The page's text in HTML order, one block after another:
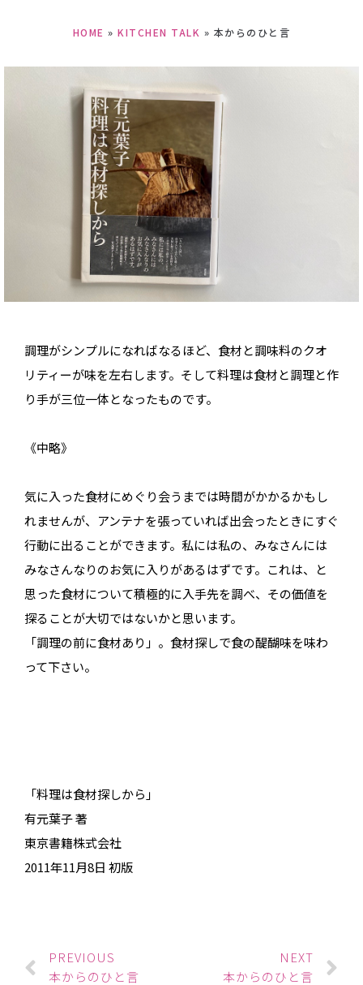
HOME »KITCHEN TALK » 本からのひと言
調理がシンプルになればなるほど、食材と調味料のクオ
リティーが味を左右します。そして料理は食材と調理と作
り手が三位一体となったものです。
《中略》
気に入った食材にめぐり会うまでは時間がかかるかもし
れませんが、アンテナを張っていれば出会ったときにすぐ
行動に出ることができます。私には私の、みなさんには
みなさんなりのお気に入りがあるはずです。これは、と
思った食材について積極的に入手先を調べ、その価値を
探ることが大切ではないかと思います。
「調理の前に食材あり」。食材探しで食の醍醐味を味わ
って下さい。
「料理は食材探しから」
有元葉子 著
東京書籍株式会社
2011年11月8日 初版
PREVIOUS
本からのひと言
NEXT
本からのひと言